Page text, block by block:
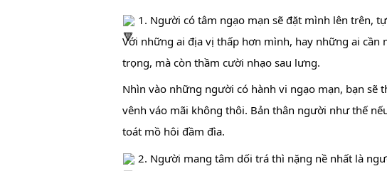
1. Người có tâm ngạo mạn sẽ đặt mình lên trên,
Với những ai địa vị thấp hơn mình, hay những ai
trọng, mà còn thầm cười nhạo sau lưng.
Nhìn vào những người có hành vi ngạo mạn, bạn sẽ
vênh váo mãi không thôi. Bản thân người như thế
toát mồ hôi đầm đìa.
2. Người mang tâm dối trá thì nặng nề nhất là